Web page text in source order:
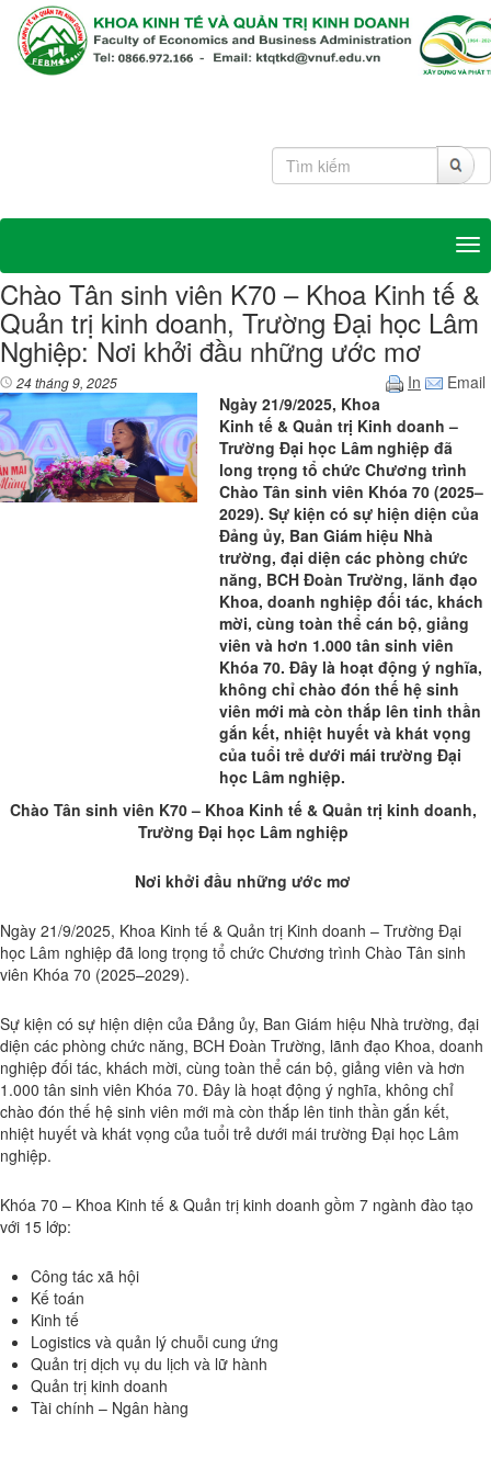
Chào Tân sinh viên K70 – Khoa Kinh tế &
Quản trị kinh doanh, Trường Đại học Lâm
Nghiệp: Nơi khởi đầu những ước mơ
24 tháng 9, 2025 In
Email
Ngày 21/9/2025, Khoa
Kinh tế & Quản trị Kinh doanh –
Trường Đại học Lâm nghiệp đã
long trọng tổ chức Chương trình
Chào Tân sinh viên Khóa 70 (2025–
2029). Sự kiện có sự hiện diện của
Đảng ủy, Ban Giám hiệu Nhà
trường, đại diện các phòng chức
năng, BCH Đoàn Trường, lãnh đạo
Khoa, doanh nghiệp đối tác, khách
mời, cùng toàn thể cán bộ, giảng
viên và hơn 1.000 tân sinh viên
Khóa 70. Đây là hoạt động ý nghĩa,
không chỉ chào đón thế hệ sinh
viên mới mà còn thắp lên tinh thần
gắn kết, nhiệt huyết và khát vọng
của tuổi trẻ dưới mái trường Đại
học Lâm nghiệp.
Chào Tân sinh viên K70 – Khoa Kinh tế & Quản trị kinh doanh,
Trường Đại học Lâm nghiệp
Nơi khởi đầu những ước mơ
Ngày 21/9/2025, Khoa Kinh tế & Quản trị Kinh doanh – Trường Đại
học Lâm nghiệp đã long trọng tổ chức Chương trình Chào Tân sinh
viên Khóa 70 (2025–2029).
Sự kiện có sự hiện diện của Đảng ủy, Ban Giám hiệu Nhà trường, đại
diện các phòng chức năng, BCH Đoàn Trường, lãnh đạo Khoa, doanh
nghiệp đối tác, khách mời, cùng toàn thể cán bộ, giảng viên và hơn
1.000 tân sinh viên Khóa 70. Đây là hoạt động ý nghĩa, không chỉ
chào đón thế hệ sinh viên mới mà còn thắp lên tinh thần gắn kết,
nhiệt huyết và khát vọng của tuổi trẻ dưới mái trường Đại học Lâm
nghiệp.
Khóa 70 – Khoa Kinh tế & Quản trị kinh doanh gồm 7 ngành đào tạo
với 15 lớp:
Công tác xã hội
Kế toán
Kinh tế
Logistics và quản lý chuỗi cung ứng
Quản trị dịch vụ du lịch và lữ hành
Quản trị kinh doanh
Tài chính – Ngân hàng